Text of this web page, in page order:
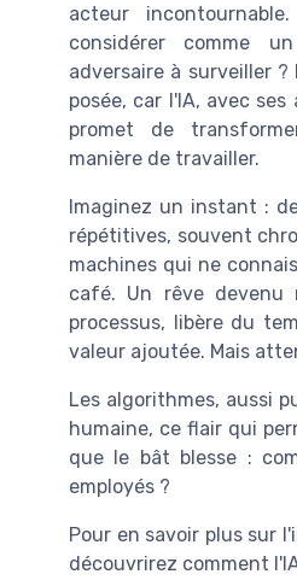
acteur
considérer comme
adversaire à surveiller
posée, car l'IA, avec
promet de
manière de travailler.
Imaginez un instant :
répétitives, souvent
machines qui ne
café. Un rêve devenu
processus, libère du
valeur ajoutée. Mais
Les algorithmes, aussi
humaine, ce flair qui
que le bât blesse :
employés ?
Pour en savoir plus sur
découvrirez comment